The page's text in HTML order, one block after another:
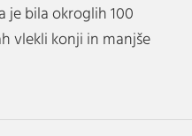
je bila okroglih 100
vlekli konji in manjše